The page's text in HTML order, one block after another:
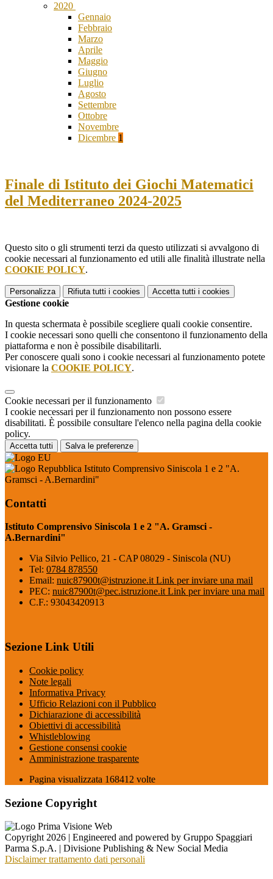
2020
Gennaio
Febbraio
Marzo
Aprile
Maggio
Giugno
Luglio
Agosto
Settembre
Ottobre
Novembre
Dicembre 1
Finale di Istituto dei Giochi Matematici
del Mediterraneo 2024-2025
Questo sito o gli strumenti terzi da questo utilizzati si avvalgono di
cookie necessari al funzionamento ed utili alle finalità illustrate nella
COOKIE POLICY.
Personalizza Rifiuta tutti i cookies Accetta tutti i cookies
Gestione cookie
In questa schermata è possibile scegliere quali cookie consentire.
I cookie necessari sono quelli che consentono il funzionamento della
piattaforma e non è possibile disabilitarli.
Per conoscere quali sono i cookie necessari al funzionamento potete
visionare la COOKIE POLICY.
Cookie necessari per il funzionamento
I cookie necessari per il funzionamento non possono essere
disabilitati. È possibile consultare l'elenco nella pagina della cookie
policy.
Accetta tutti Salva le preferenze
Istituto Comprensivo Siniscola 1 e 2 "A.
Gramsci - A.Bernardini"
Contatti
Istituto Comprensivo Siniscola 1 e 2 "A. Gramsci -
A.Bernardini"
Via Silvio Pellico, 21 - CAP 08029 - Siniscola (NU)
Tel: 0784 878550
Email: nuic87900t@istruzione.it Link per inviare una mail
PEC: nuic87900t@pec.istruzione.it Link per inviare una mail
C.F.: 93043420913
Sezione Link Utili
Cookie policy
Note legali
Informativa Privacy
Ufficio Relazioni con il Pubblico
Dichiarazione di accessibilità
Obiettivi di accessibilità
Whistleblowing
Gestione consensi cookie
Amministrazione trasparente
Pagina visualizzata 168412 volte
Sezione Copyright
Copyright 2026 | Engineered and powered by Gruppo Spaggiari
Parma S.p.A. | Divisione Publishing & New Social Media
Disclaimer trattamento dati personali